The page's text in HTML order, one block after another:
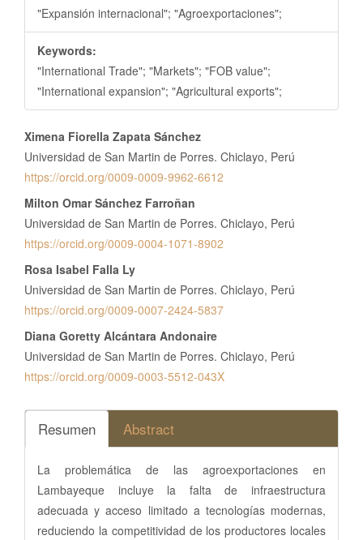
"Expansión internacional"; "Agroexportaciones";
Keywords:
"International Trade"; "Markets"; "FOB value";
"International expansion"; "Agricultural exports";
Contenido
principal
del
artículo
Ximena Fiorella Zapata Sánchez
Universidad de San Martin de Porres. Chiclayo, Perú
https://orcid.org/0009-0009-9962-6612
Milton Omar Sánchez Farroñan
Universidad de San Martin de Porres. Chiclayo, Perú
https://orcid.org/0009-0004-1071-8902
Rosa Isabel Falla Ly
Universidad de San Martin de Porres. Chiclayo, Perú
https://orcid.org/0009-0007-2424-5837
Diana Goretty Alcántara Andonaire
Universidad de San Martin de Porres. Chiclayo, Perú
https://orcid.org/0009-0003-5512-043X
Resumen Abstract
La problemática de las agroexportaciones en
Lambayeque incluye la falta de infraestructura
adecuada y acceso limitado a tecnologías modernas,
reduciendo la competitividad de los productores locales